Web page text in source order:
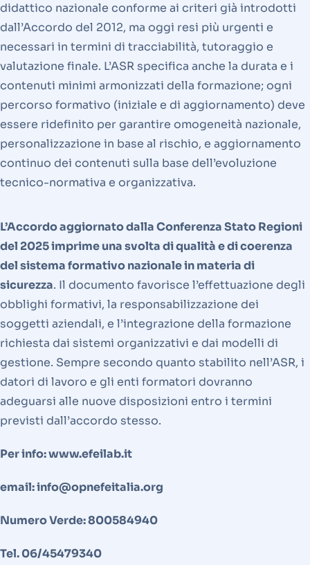
didattico nazionale conforme ai criteri già introdotti
dall’Accordo del 2012, ma oggi resi più urgenti e
necessari in termini di tracciabilità, tutoraggio e
valutazione finale. L’ASR specifica anche la durata e i
contenuti minimi armonizzati della formazione; ogni
percorso formativo (iniziale e di aggiornamento) deve
essere ridefinito per garantire omogeneità nazionale,
personalizzazione in base al rischio, e aggiornamento
continuo dei contenuti sulla base dell’evoluzione
tecnico-normativa e organizzativa.
L’Accordo aggiornato dalla Conferenza Stato Regioni
del 2025 imprime una svolta di qualità e di coerenza
del sistema formativo nazionale in materia di
sicurezza. Il documento favorisce l’effettuazione degli
obblighi formativi, la responsabilizzazione dei
soggetti aziendali, e l’integrazione della formazione
richiesta dai sistemi organizzativi e dai modelli di
gestione. Sempre secondo quanto stabilito nell’ASR, i
datori di lavoro e gli enti formatori dovranno
adeguarsi alle nuove disposizioni entro i termini
previsti dall’accordo stesso.
Per info: www.efeilab.it
email: info@opnefeitalia.org
Numero Verde: 800584940
Tel. 06/45479340